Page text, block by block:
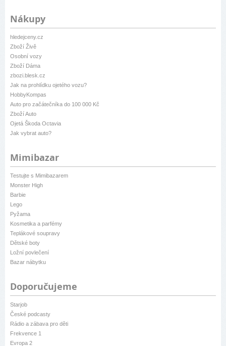
Nákupy
hledejceny.cz
Zboží Živě
Osobní vozy
Zboží Dáma
zbozi.blesk.cz
Jak na prohlídku ojetého vozu?
HobbyKompas
Auto pro začátečníka do 100 000 Kč
Zboží Auto
Ojetá Škoda Octavia
Jak vybrat auto?
Mimibazar
Testujte s Mimibazarem
Monster High
Barbie
Lego
Pyžama
Kosmetika a parfémy
Teplákové soupravy
Dětské boty
Ložní povlečení
Bazar nábytku
Doporučujeme
Starjob
České podcasty
Rádio a zábava pro děti
Frekvence 1
Evropa 2